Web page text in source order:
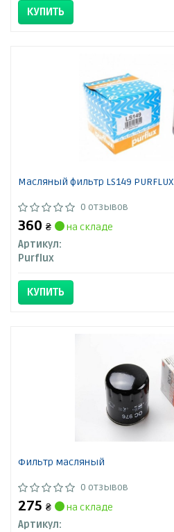
КУПИТЬ
Масляный фильтр LS149 PURFLUX
0 отзывов
360 ₴
на складе
Артикул:
Purflux
КУПИТЬ
Фильтр масляный
0 отзывов
275 ₴
на складе
Артикул: